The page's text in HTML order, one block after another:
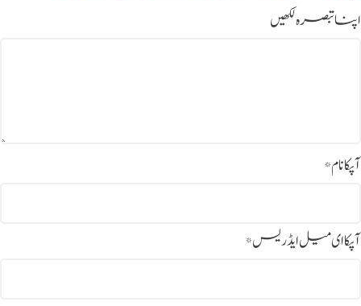
اپنا تبصرہ لکھیں
آپکا نام*
آپکا ای میل ایڈریس*